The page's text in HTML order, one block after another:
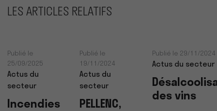
LES ARTICLES RELATIFS
Publié le
25/09/2025
Actus du
secteur
Incendies
Publié le
19/11/2024
Actus du
secteur
PELLENC,
Publié le 29/11/2024
Actus du secteur
des vins